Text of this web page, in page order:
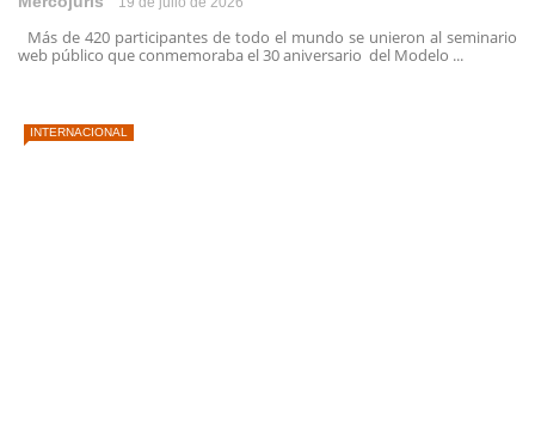
Más de 420 participantes de todo el mundo se unieron al seminario
web público que conmemoraba el 30 aniversario del Modelo ...
INTERNACIONAL